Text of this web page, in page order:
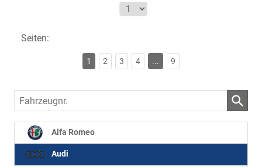
Seiten:
1 2 3 4 ... 9
Fahrzeugnr.
Alfa Romeo
Audi